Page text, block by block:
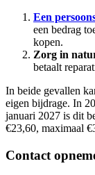
Een
een bedrag
kopen.
Zorg in
betaalt
In beide gevallen
eigen bijdrage. In
januari 2027 is dit
€23,60, maximaal
Contact